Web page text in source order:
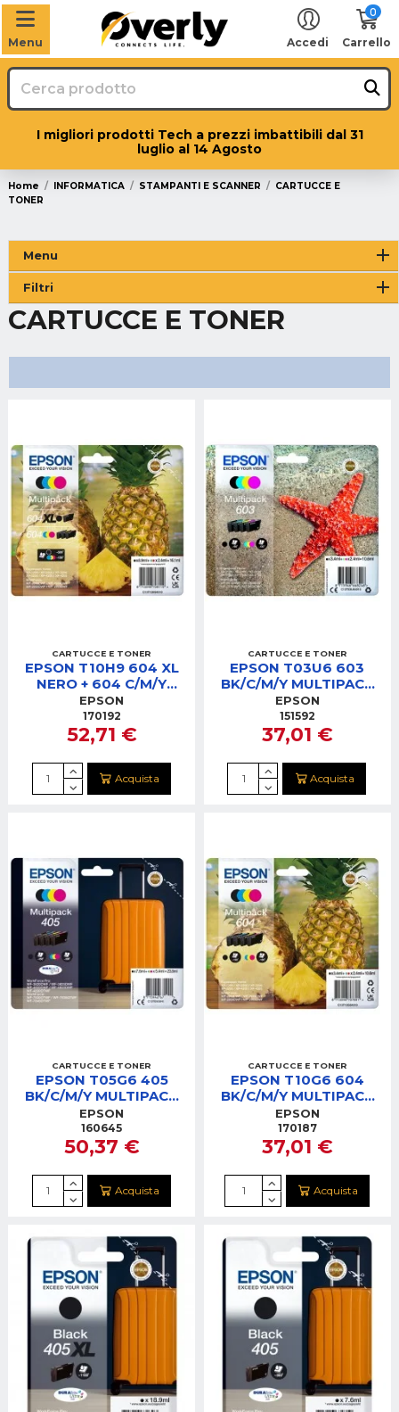
Menu Accedi
0
Carrello
I migliori prodotti Tech a prezzi imbattibili dal 31
luglio al 14 Agosto
Home INFORMATICA STAMPANTI E SCANNER
CARTUCCE E
TONER
CARTUCCE E TONER
CARTUCCE E TONER
EPSON T10H9 604 XL
NERO + 604 C/M/Y
MULTIPACK CARTUCCE
EPSON
170192
52,71 €
Acquista
CARTUCCE E TONER
EPSON T03U6 603
BK/C/M/Y MULTIPACK
CARTUCCE
EPSON
151592
37,01 €
Acquista
CARTUCCE E TONER
EPSON T05G6 405
BK/C/M/Y MULTIPACK
CARTUCCE
EPSON
160645
50,37 €
Acquista
CARTUCCE E TONER
EPSON T10G6 604
BK/C/M/Y MULTIPACK
CARTUCCE
EPSON
170187
37,01 €
Acquista
Menu
Filtri